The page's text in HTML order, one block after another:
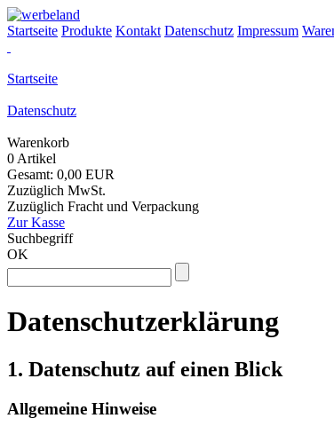
Startseite Produkte Kontakt Datenschutz Impressum
Startseite
Datenschutz
Warenkorb
0 Artikel
Gesamt: 0,00 EUR
Zuzüglich MwSt.
Zuzüglich Fracht und Verpackung
Zur Kasse
Suchbegriff
OK
Datenschutzerklärung
1. Datenschutz auf einen Blick
Allgemeine Hinweise